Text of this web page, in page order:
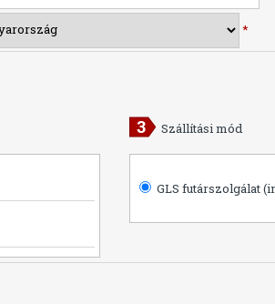
*
Szállítási mód
GLS futárszolgálat